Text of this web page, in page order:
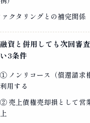
クタリングとの補完関係
資と併用しても次回審
3条件
ノンリコース（償還請求
用する
売上債権売却損として営